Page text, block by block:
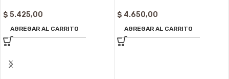
$ 5.425,00
AGREGAR AL CARRITO
$ 4.650,00
AGREGAR AL CARRITO